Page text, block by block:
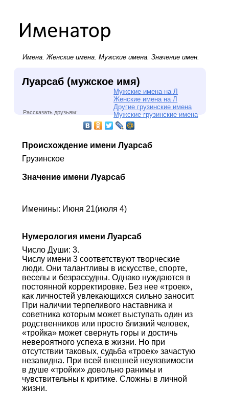
Имена.Женские имена. Мужские имена. Значение имен.
Луарсаб (мужское имя)
Мужские имена на Л
Женские имена на Л
Другие грузинские имена
Мужские грузинские имена
Рассказать друзьям:
Происхождение имени Луарсаб
Грузинское
Значение имени Луарсаб
Именины: Июня 21(июля 4)
Нумерология имени Луарсаб
Число Души: 3.
Числу имени 3 соответствуют творческие
люди. Они талантливы в искусстве, спорте,
веселы и безрассудны. Однако нуждаются в
постоянной корректировке. Без нее «троек»,
как личностей увлекающихся сильно заносит.
При наличии терпеливого наставника и
советника которым может выступать один из
родственников или просто близкий человек,
«тройка» может свернуть горы и достичь
невероятного успеха в жизни. Но при
отсутствии таковых, судьба «троек» зачастую
незавидна. При всей внешней неуязвимости
в душе «тройки» довольно ранимы и
чувствительны к критике. Сложны в личной
жизни.